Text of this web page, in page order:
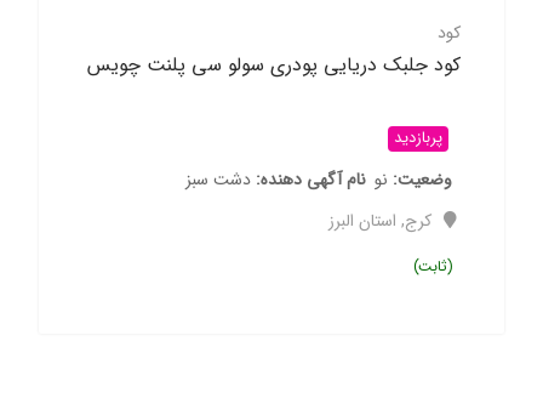
کود
کود جلبک دریایی پودری سولو سی پلنت چویس
پربازدید
وضعیت نو نام آگهی دهنده دشت سبز
کرج, استان البرز
(ثابت)